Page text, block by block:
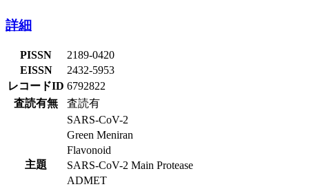
詳細
PISSN
2189-0420
EISSN
2432-5953
レコードID 6792822
査読有無
査読有
主題
SARS-CoV-2
Green Meniran
Flavonoid
SARS-CoV-2 Main Protease
ADMET